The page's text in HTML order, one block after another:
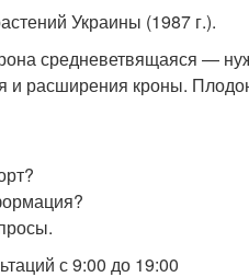
Украины (1987 г.).
—
и расширения кроны.
с 9:00 до 19:00